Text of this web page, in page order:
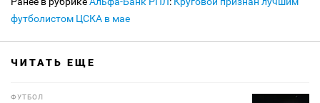
футболистом ЦСКА в мае
ЧИТАТЬ ЕЩЕ
ФУТБОЛ